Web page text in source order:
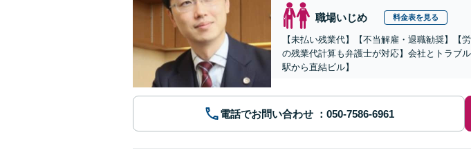
職場いじめ 料金表を見る
【未払い残業代】【不当解雇・退職勧奨】
の残業代計算も弁護士が対応】会社とトラブ
駅から直結ビル】
電話でお問い合わせ